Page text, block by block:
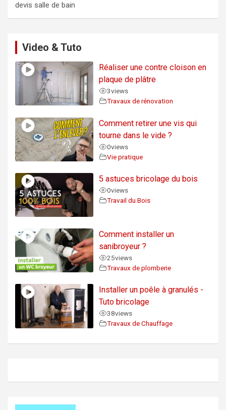
devis salle de bain
Video & Tuto
Réaliser une contre cloison en
plaque de plâtre
3views
Travaux de rénovation
Comment retirer une vis qui
tourne dans le vide ?
0views
Vie pratique
5 astuces bricolage du bois
0views
Travail du Bois
Comment installer un
sanibroyeur ?
25views
Travaux de plomberie
Installer un poêle à granulés -
Tuto bricolage
38views
Travaux de Chauffage